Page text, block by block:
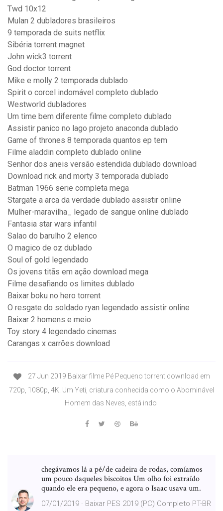
Twd 10x12
Mulan 2 dubladores brasileiros
9 temporada de suits netflix
Sibéria torrent magnet
John wick3 torrent
God doctor torrent
Mike e molly 2 temporada dublado
Spirit o corcel indomável completo dublado
Westworld dubladores
Um time bem diferente filme completo dublado
Assistir panico no lago projeto anaconda dublado
Game of thrones 8 temporada quantos ep tem
Filme aladdin completo dublado online
Senhor dos aneis versão estendida dublado download
Download rick and morty 3 temporada dublado
Batman 1966 serie completa mega
Stargate a arca da verdade dublado assistir online
Mulher-maravilha_ legado de sangue online dublado
Fantasia star wars infantil
Salao do barulho 2 elenco
O magico de oz dublado
Soul of gold legendado
Os jovens titãs em ação download mega
Filme desafiando os limites dublado
Baixar boku no hero torrent
O resgate do soldado ryan legendado assistir online
Baixar 2 homens e meio
Toy story 4 legendado cinemas
Carangas x carrões download
27 Jun 2019 Baixar filme Pé Pequeno torrent download em
720p, 1080p, 4K. Um Yeti, criatura conhecida como o Abominável
Homem das Neves, está indo
chegávamos lá a pé/de cadeira de rodas, comíamos
um pouco daqueles biscoitos Um olho foi extraído
quando ele era pequeno, e agora o Isaac usava um.
07/01/2019 · Baixar PES 2019 (PC) Completo PT-BR